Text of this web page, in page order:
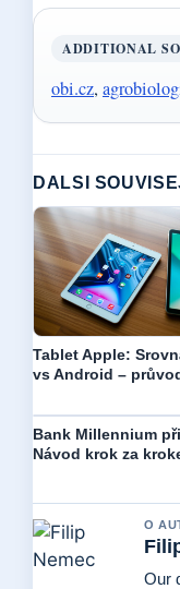
ADDITIONAL
obi.cz,
DALSI
Tablet Apple:
vs Android –
Bank Millennium
Návod krok za
O
Our